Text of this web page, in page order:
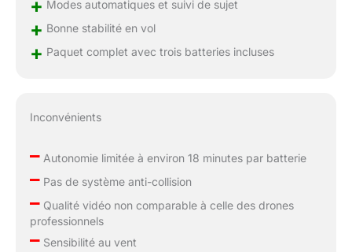
+ Modes automatiques et suivi de sujet
+ Bonne stabilité en vol
+ Paquet complet avec trois batteries incluses
Inconvénients
–Autonomie limitée à environ 18 minutes par batterie
–Pas de système anti-collision
–Qualité vidéo non comparable à celle des drones
professionnels
–Sensibilité au vent